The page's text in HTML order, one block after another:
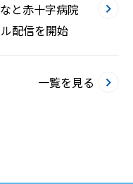
と赤十字病院
配信を開始
一覧を見る